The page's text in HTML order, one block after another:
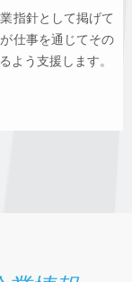
指針として掲げて
仕事を通じてその
よう支援します。